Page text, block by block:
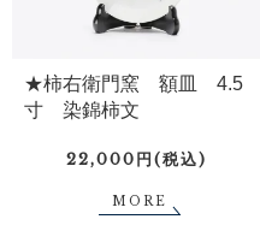
★柿右衛門窯 額皿 4.5
寸 染錦柿文
22,000円(税込)
MORE